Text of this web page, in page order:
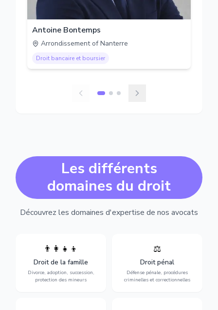
Antoine Bontemps
Arrondissement of Nanterre
Droit bancaire et boursier
Les différents
domaines du droit
Découvrez les domaines d'expertise de nos avocats
👨‍👩‍👧‍👦
Droit de la famille
Divorce, adoption, succession,
protection des mineurs
Divorce, garde d'enfants,
adoption, succession et
protection des personnes
vulnérables.
⚖️
Droit pénal
Défense pénale, procédures
criminelles et correctionnelles
Expertise en matière pénale,
vue jusqu'au procès, pour
toute affaire correctionnelle
ou criminelle.